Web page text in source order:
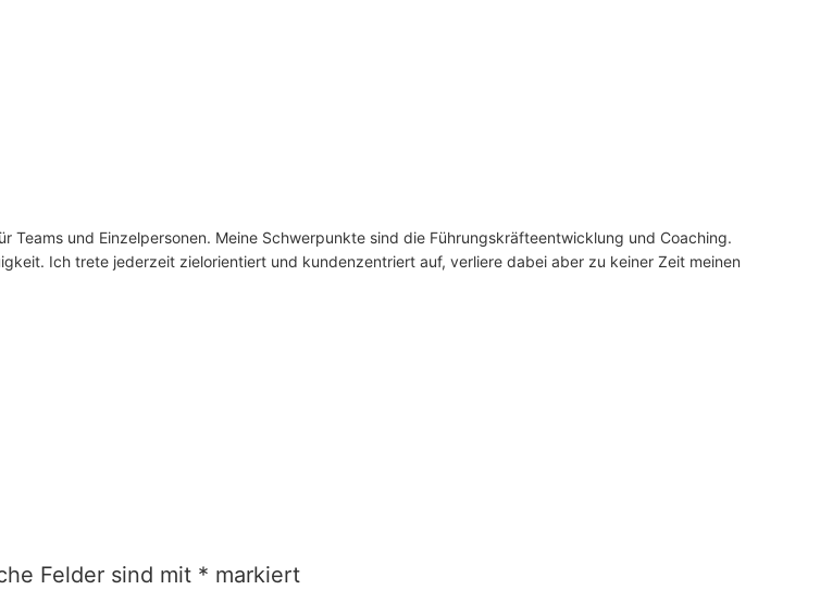
Teams und Einzelpersonen. Meine Schwerpunkte sind die Führungskräfteentwicklung und Coaching.
Ich trete jederzeit zielorientiert und kundenzentriert auf, verliere dabei aber zu keiner Zeit meinen
Felder sind mit * markiert